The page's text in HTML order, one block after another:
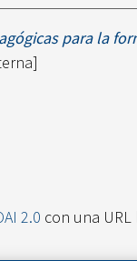
para la
2.0 con una URL